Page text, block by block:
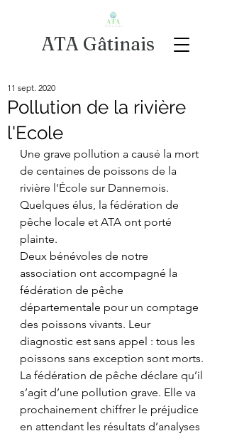
ATA Gâtinais
Pollution de la rivière
l'Ecole
11 sept. 2020
Une grave pollution a causé la mort
de centaines de poissons de la
rivière l'École sur Dannemois.
Quelques élus, la fédération de
pêche locale et ATA ont porté
plainte.
Deux bénévoles de notre
association ont accompagné la
fédération de pêche
départementale pour un comptage
des poissons vivants. Leur
diagnostic est sans appel : tous les
poissons sans exception sont morts.
La fédération de pêche déclare qu’il
s’agit d’une pollution grave. Elle va
prochainement chiffrer le préjudice
en attendant les résultats d’analyses